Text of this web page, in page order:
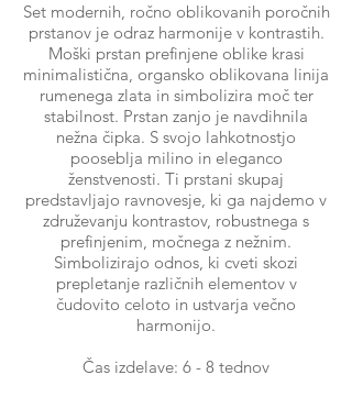
Set modernih, ročno oblikovanih poročnih
prstanov je odraz harmonije v kontrastih.
Moški prstan prefinjene oblike krasi
minimalistična, organsko oblikovana linija
rumenega zlata in simbolizira moč ter
stabilnost. Prstan zanjo je navdihnila
nežna čipka. S svojo lahkotnostjo
pooseblja milino in eleganco
ženstvenosti. Ti prstani skupaj
predstavljajo ravnovesje, ki ga najdemo v
združevanju kontrastov, robustnega s
prefinjenim, močnega z nežnim.
Simbolizirajo odnos, ki cveti skozi
prepletanje različnih elementov v
čudovito celoto in ustvarja večno
harmonijo.
Čas izdelave: 6 - 8 tednov